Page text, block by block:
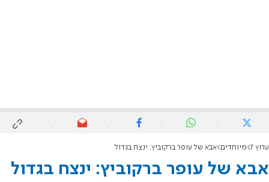
ערוץ 7 מיוחדים אבא של עופר ברקוביץ: ינצח בגדול
אבא של עופר ברקוביץ: ינצח בגדול